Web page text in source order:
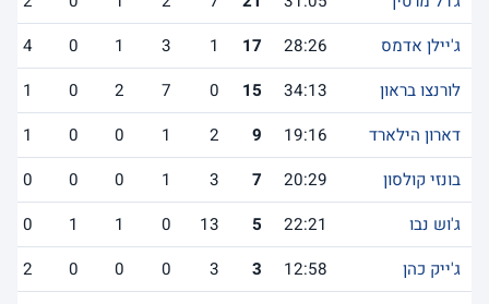
ג'יילן אדמס
28:26
17
1
3
1
0
4
לורנצו בראון
34:13
15
0
7
2
0
1
דארון הילארד
19:16
9
2
1
0
0
1
בונזי קולסון
20:29
7
3
1
0
0
0
ג'וש נבו
22:21
5
13
0
1
1
0
ג'ייק כהן
12:58
3
3
0
0
0
2